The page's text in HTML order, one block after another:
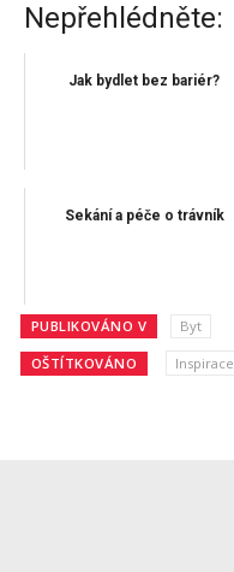
Nepřehlédněte:
Jak bydlet bez bariér?
Sekání a péče o trávník
PUBLIKOVÁNO V Byt
OŠTÍTKOVÁNO Inspirace